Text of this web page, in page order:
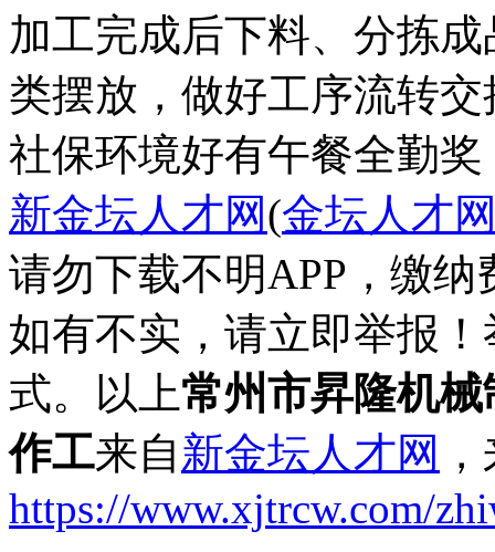
加工完成后下料、分拣
类摆放，做好工序流转交
社保环境好有午餐全勤奖
新金坛人才网(金坛人才
请勿下载不明APP，缴
如有不实，请立即举报
式。以上常州市昇隆机
作工来自新金坛人才网
https://www.xjtrcw.com/